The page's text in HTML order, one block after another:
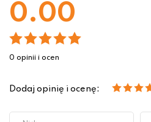
0.00
0 opinii i ocen
Dodaj opinię i ocenę: